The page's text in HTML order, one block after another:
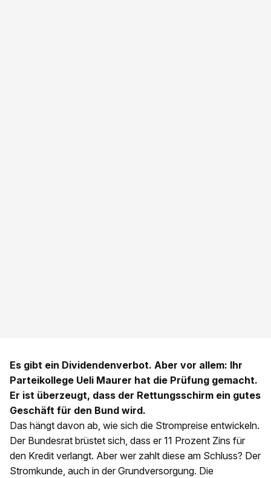
Es gibt ein Dividendenverbot. Aber vor allem: Ihr
Parteikollege Ueli Maurer hat die Prüfung gemacht.
Er ist überzeugt, dass der Rettungsschirm ein gutes
Geschäft für den Bund wird.
Das hängt davon ab, wie sich die Strompreise entwickeln.
Der Bundesrat brüstet sich, dass er 11 Prozent Zins für
den Kredit verlangt. Aber wer zahlt diese am Schluss? Der
Stromkunde, auch in der Grundversorgung. Die